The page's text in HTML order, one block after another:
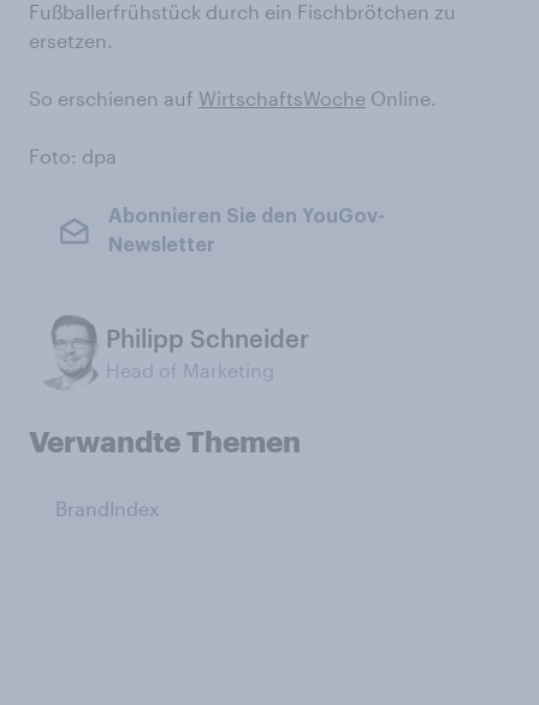
Fußballerfrühstück durch ein Fischbrötchen zu
ersetzen.
So erschienen auf WirtschaftsWoche Online.
Foto: dpa
Abonnieren Sie den YouGov-
Newsletter
Philipp Schneider
Head of Marketing
Verwandte Themen
BrandIndex